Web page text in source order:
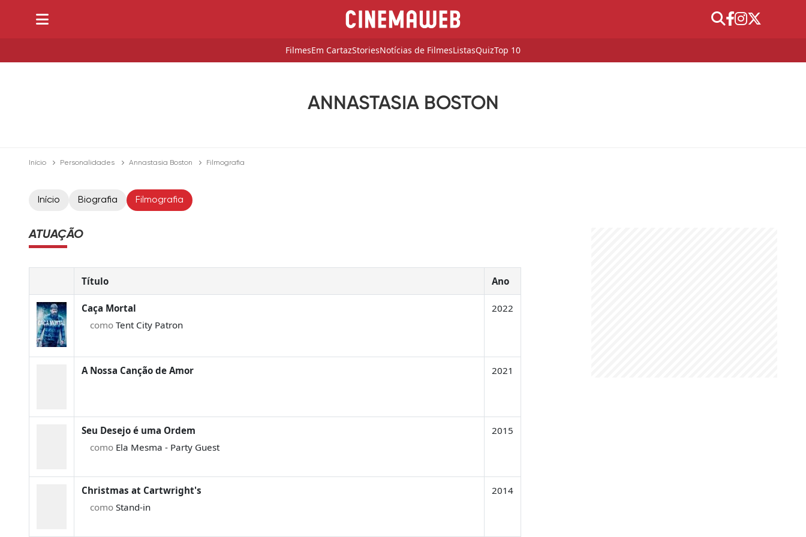
FilmesEm CartazStoriesNotícias de FilmesListasQuizTop 10
ANNASTASIA BOSTON
Início Personalidades Annastasia Boston Filmografia
Início Biografia Filmografia
ATUAÇÃO
Título Ano
Caça Mortal
como Tent City Patron
2022
A Nossa Canção de Amor 2021
Seu Desejo é uma Ordem
como Ela Mesma - Party Guest
2015
Christmas at Cartwright's
como Stand-in
2014